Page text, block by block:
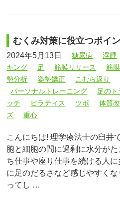
むくみ対策に役立つポイ
2024年5月13日 糖尿病 浮腫
キング
足 筋膜リリース 筋膜
勢分析
姿勢矯正 こむら返り
パーソナルトレーニング
足のト
ッチ
ピラティス ツボ 体質
ズ
重心
こんにちは! 理学療法士の臼井
胞と細胞の間に過剰に水分が
ち仕事や座り仕事を続ける人
に足のだるさなど感じやすく
ってし …